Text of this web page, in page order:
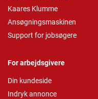
Kaares Klumme
Ansøgningsmaskinen
Support for jobsøgere
For arbejdsgivere
Din kundeside
Indryk annonce